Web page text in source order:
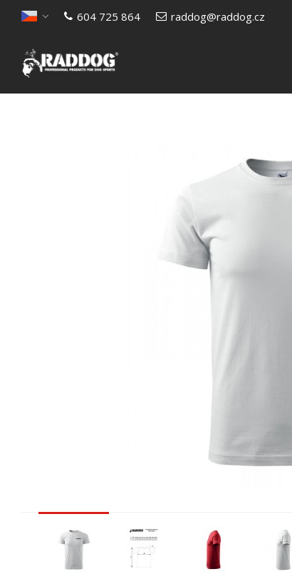
Otevřít menu
604 725 864 raddog@raddog.cz